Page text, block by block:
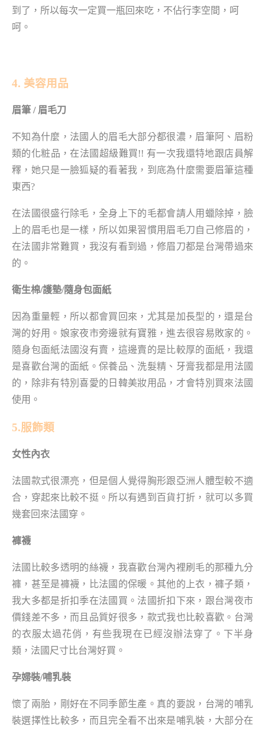
到了，所以每次一定買一瓶回來吃，不佔行李空間，呵
呵。
4. 美容用品
眉筆 / 眉毛刀
不知為什麼，法國人的眉毛大部分都很濃，眉筆阿、眉粉
類的化粧品，在法國超級難買!! 有一次我還特地跟店員解
釋，她只是一臉狐疑的看著我，到底為什麼需要眉筆這種
東西?
在法國很盛行除毛，全身上下的毛都會請人用蠟除掉，臉
上的眉毛也是一樣，所以如果習慣用眉毛刀自己修眉的，
在法國非常難買，我沒有看到過，修眉刀都是台灣帶過來
的。
衛生棉/護墊/隨身包面紙
因為重量輕，所以都會買回來，尤其是加長型的，還是台
灣的好用。娘家夜市旁邊就有寶雅，進去很容易敗家的。
隨身包面紙法國沒有賣，這邊賣的是比較厚的面紙，我還
是喜歡台灣的面紙。 保養品、洗髮精、牙膏我都是用法國
的，除非有特別喜愛的日韓美妝用品，才會特別買來法國
使用。
5.服飾類
女性內衣
法國款式很漂亮，但是個人覺得胸形跟亞洲人體型較不適
合，穿起來比較不挺。所以有遇到百貨打折，就可以多買
幾套回來法國穿。
褲襪
法國比較多透明的絲襪，我喜歡台灣內裡刷毛的那種九分
褲，甚至是褲襪，比法國的保暖。 其他的上衣，褲子類，
我大多都是折扣季在法國買。法國折扣下來，跟台灣夜市
價錢差不多，而且品質好很多，款式我也比較喜歡。台灣
的衣服太過花俏，有些我現在已經沒辦法穿了。下半身
類，法國尺寸比台灣好買。
孕婦裝/哺乳裝
懷了兩胎，剛好在不同季節生產。真的要說，台灣的哺乳
裝選擇性比較多，而且完全看不出來是哺乳裝，大部分在